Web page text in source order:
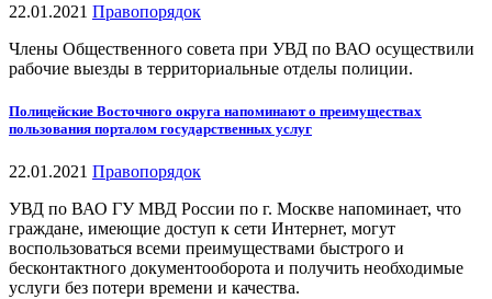
22.01.2021 Правопорядок
Члены Общественного совета при УВД по ВАО осуществили
рабочие выезды в территориальные отделы полиции.
Полицейские Восточного округа напоминают о преимуществах
пользования порталом государственных услуг
22.01.2021 Правопорядок
УВД по ВАО ГУ МВД России по г. Москве напоминает, что
граждане, имеющие доступ к сети Интернет, могут
воспользоваться всеми преимуществами быстрого и
бесконтактного документооборота и получить необходимые
услуги без потери времени и качества.